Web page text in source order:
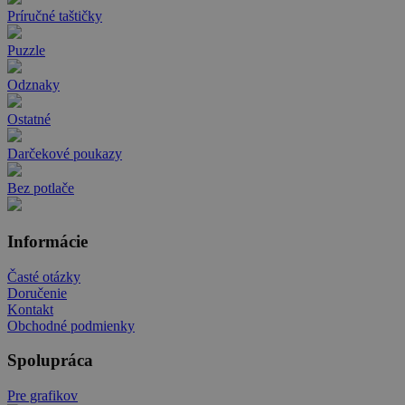
Príručné taštičky
Puzzle
Odznaky
Ostatné
Darčekové poukazy
Bez potlače
Informácie
Časté otázky
Doručenie
Kontakt
Obchodné podmienky
Spolupráca
Pre grafikov